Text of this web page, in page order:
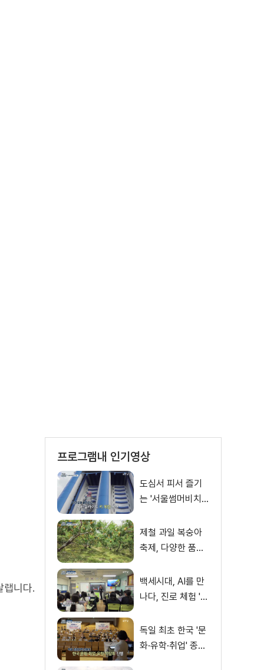
랩니다.
프로그램내 인기영상
도심서 피서 즐기
는 '서울썸머비치'
제철 과일 복숭아
축제, 다양한 품종·
백세시대, AI를 만
나다, 진로 체험 'AI
이스
독일 최초 한국 '문
화·유학·취업' 종합